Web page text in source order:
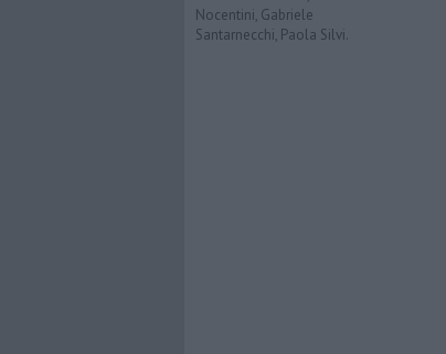
Nocentini, Gabriele
Santarnecchi, Paola Silvi.